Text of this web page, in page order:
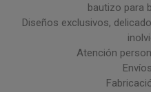
bautizo para
Diseños exclusivos,
Atención